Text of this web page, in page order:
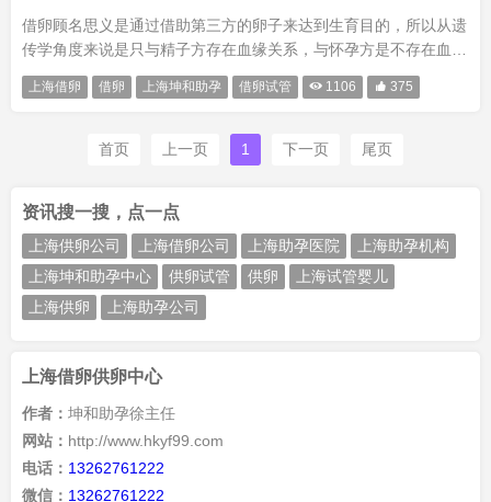
借卵顾名思义是通过借助第三方的卵子来达到生育目的，所以从遗
传学角度来说是只与精子方存在血缘关系，与怀孕方是不存在血缘
关系的。十月怀胎，一朝诞下，这句话说出来不到5秒钟，但对于
怀孕的女性来说，十个月却是按毫秒计算的，每一毫秒都是小心翼
上海借卵 借卵 上海坤和助孕 ​借卵试管  1106  375
首页 上一页 1 下一页 尾页
资讯搜一搜，点一点
上海供卵公司 上海借卵公司 上海助孕医院
上海助孕机构
上海坤和助孕中心
供卵试管 供卵
上海试管婴儿
上海供卵
上海助孕公司
上海借卵供卵中心
作者： 坤和助孕徐主任
网站： http://www.hkyf99.com
电话： 13262761222
微信： 13262761222